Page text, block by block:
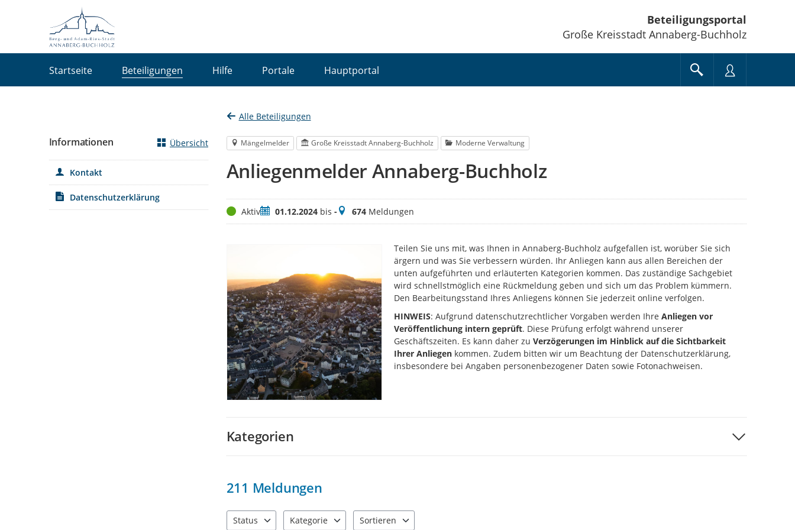
Beteiligungsportal
Große Kreisstadt Annaberg-Buchholz
Startseite Beteiligungen Hilfe Portale Hauptportal
Alle Beteiligungen
Mängelmelder Große Kreisstadt Annaberg-Buchholz Moderne Verwaltung
Anliegenmelder Annaberg-Buchholz
StatusAktivZeitraum
01.12.2024bis -Meldungen
674Meldungen
Teilen Sie uns mit, was Ihnen in Annaberg-Buchholz aufgefallen ist, worüber Sie sich
ärgern und was Sie verbessern würden. Ihr Anliegen kann aus allen Bereichen der
unten aufgeführten und erläuterten Kategorien kommen. Das zuständige Sachgebiet
wird schnellstmöglich eine Rückmeldung geben und sich um das Problem kümmern.
Den Bearbeitungsstand Ihres Anliegens können Sie jederzeit online verfolgen.
HINWEIS: Aufgrund datenschutzrechtlicher Vorgaben werden IhreAnliegen vor
Veröffentlichung intern geprüft. Diese Prüfung erfolgt während unserer
Geschäftszeiten. Es kann daher zuVerzögerungen im Hinblick auf die Sichtbarkeit
Ihrer Anliegen kommen. Zudem bitten wir um Beachtung der Datenschutzerklärung,
insbesondere bei Angaben personenbezogener Daten sowie Fotonachweisen.
Kategorien
211 Meldungen
Status
Kategorie
Sortieren
Informationen Übersicht
Kontakt
Datenschutzerklärung